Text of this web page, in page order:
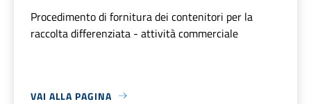
Procedimento di fornitura dei contenitori per la
raccolta differenziata - attività commerciale
VAI ALLA PAGINA